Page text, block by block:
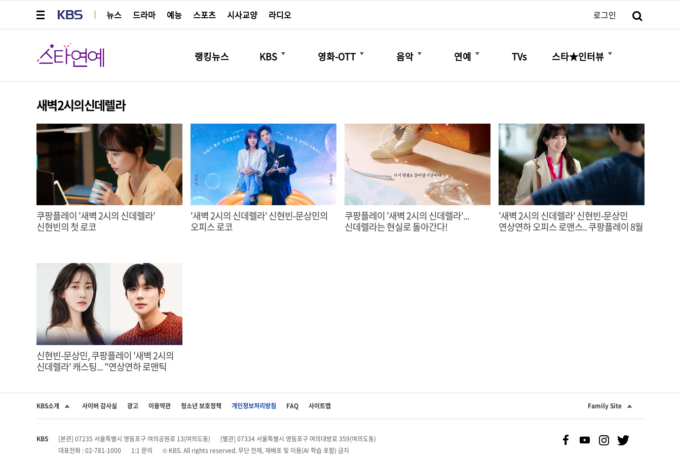
뉴스
드라마 예능 스포츠 시사교양 라디오 로그인
스타연예
랭킹뉴스 KBS
더보기
영화-OTT
더보기
음악
더보기
연예
더보기
TVs 스타★인터뷰
더보기
새벽2시의신데렐라
쿠팡플레이 '새벽 2시의 신데렐라'
신현빈의 첫 로코
'새벽 2시의 신데렐라' 신현빈-문상민의
오피스 로코
쿠팡플레이 '새벽 2시의 신데렐라'...
신데렐라는 현실로 돌아간다!
'새벽 2시의 신데렐라' 신현빈-문상민
연상연하 오피스 로맨스.. 쿠팡플레이 8월
신현빈-문상민, 쿠팡플레이 '새벽 2시의
신데렐라' 캐스팅... "연상연하 로맨틱
KBS소개 사이버 감사실 광고 이용약관 청소년 보호정책 개인정보처리방침 FAQ 사이트맵 Family Site
KBS [본관] 07235 서울특별시 영등포구 여의공원로 13(여의도동)
[별관] 07334 서울특별시 영등포구 여의대방로 359(여의도동)
대표전화 : 02-781-1000
1:1 문의 © KBS. All rights reserved. 무단 전재, 재배포 및 이용(AI 학습 포함) 금지